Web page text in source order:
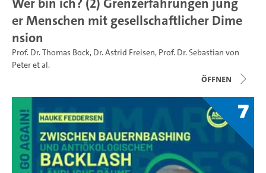
er Menschen mit gesellschaftlicher Dime
nsion
Prof. Dr. Thomas Bock, Dr. Astrid Freisen, Prof. Dr. Sebastian von
Peteret al.
Öffnen
7